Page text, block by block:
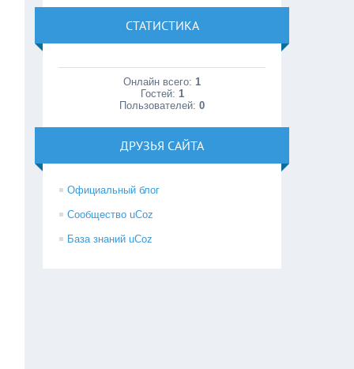
СТАТИСТИКА
Онлайн всего:1
Гостей: 1
Пользователей:0
ДРУЗЬЯ САЙТА
Официальный блог
Сообщество uCoz
База знаний uCoz